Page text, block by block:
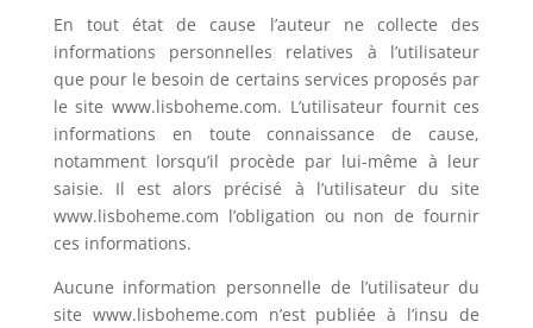
En tout état de cause l’auteur ne collecte des
informations personnelles relatives à l’utilisateur
que pour le besoin de certains services proposés par
le site www.lisboheme.com. L’utilisateur fournit ces
informations en toute connaissance de cause,
notamment lorsqu’il procède par lui-même à leur
saisie. Il est alors précisé à l’utilisateur du site
www.lisboheme.com l’obligation ou non de fournir
ces informations.
Aucune information personnelle de l’utilisateur du
site www.lisboheme.com n’est publiée à l’insu de